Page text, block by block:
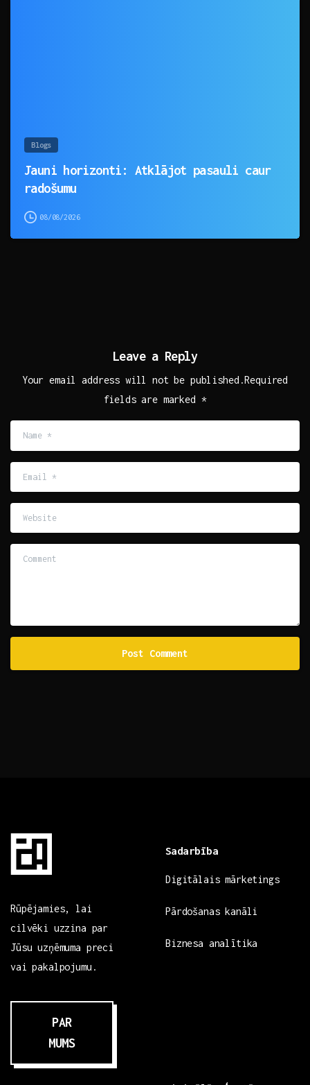
Blogs
Jauni horizonti: Atklājot pasauli caur
radošumu
08/08/2026
Leave a Reply
Your email address will not be published.Required
fields are marked *
*
Website
Rūpējamies, lai
cilvēki uzzina par
Jūsu uzņēmuma preci
vai pakalpojumu.
PAR
MUMS
Sadarbība
Digitālais mārketings
Pārdošanas kanāli
Biznesa analītika